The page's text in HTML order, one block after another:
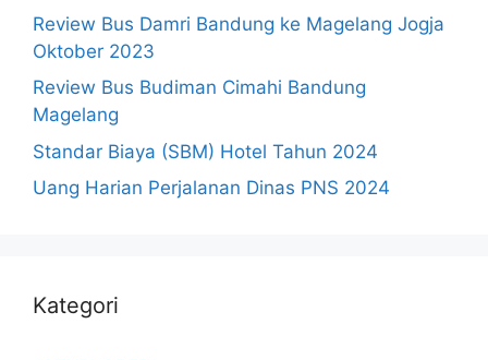
Review Bus Damri Bandung ke Magelang Jogja
Oktober 2023
Review Bus Budiman Cimahi Bandung
Magelang
Standar Biaya (SBM) Hotel Tahun 2024
Uang Harian Perjalanan Dinas PNS 2024
Kategori